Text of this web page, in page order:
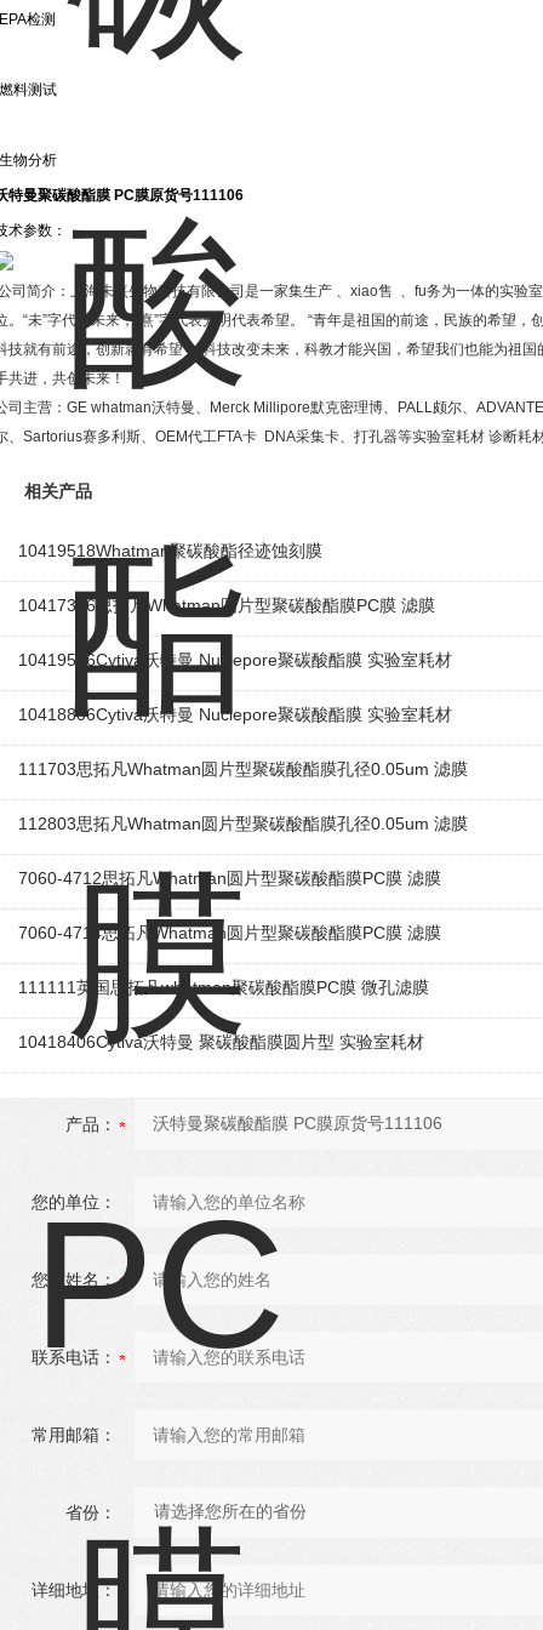
检测
料测试
物分析
特曼聚碳酸酯膜 PC膜原货号111106
术参数：
司简介：上海未熹生物科技有限公司是一家集生产 、 xiao售 、 fu务为一体的实验
。 “未”字代表未来， 熹”字代表光明代表希望。 “青年是祖国的前途，民族的希望，
技就有前途，创新就有希望” 。科技改变未来，科教才能兴国，希望我们也能为祖
共进，共创未来！
司主营： GE whatman沃特曼、 Merck Millipore默克密理博、 PALL颇尔、
、 Sartorius赛多利斯、 OEM代工FTA卡 DNA采集卡、打孔器等实验室耗材 诊断耗
相关产品
10419518Whatman聚碳酸酯径迹蚀刻膜
10417306思拓凡Whatman圆片型聚碳酸酯膜PC膜 滤膜
10419506Cytiva沃特曼 Nuclepore聚碳酸酯膜 实验室耗材
10418806Cytiva沃特曼 Nuclepore聚碳酸酯膜 实验室耗材
111703思拓凡Whatman圆片型聚碳酸酯膜孔径0.05um 滤膜
112803思拓凡Whatman圆片型聚碳酸酯膜孔径0.05um 滤膜
7060-4712思拓凡Whatman圆片型聚碳酸酯膜PC膜 滤膜
7060-4714思拓凡Whatman圆片型聚碳酸酯膜PC膜 滤膜
111111英国思拓凡whatman聚碳酸酯膜PC膜 微孔滤膜
10418406Cytiva沃特曼 聚碳酸酯膜圆片型 实验室耗材
产品：
您的单位：
您的姓名：
联系电话：
常用邮箱：
省份：
详细地址：